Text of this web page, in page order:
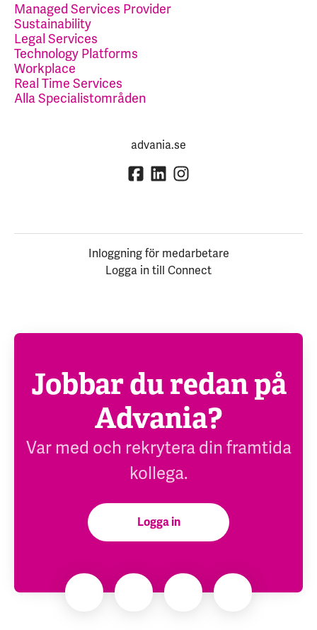
Managed Services Provider
Sustainability
Legal Services
Technology Platforms
Workplace
Real Time Services
Alla Specialistområden
advania.se
Inloggning för medarbetare
Logga in till Connect
Jobbar du redan på
Advania?
Var med och rekrytera din framtida
kollega.
Logga in